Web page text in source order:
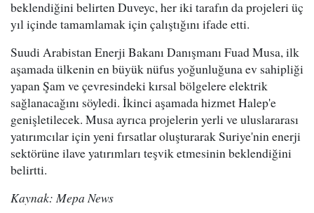
beklendiğini belirten Duveyc, her iki tarafın da projeleri üç
yıl içinde tamamlamak için çalıştığını ifade etti.
Suudi Arabistan Enerji Bakanı Danışmanı Fuad Musa, ilk
aşamada ülkenin en büyük nüfus yoğunluğuna ev sahipliği
yapan Şam ve çevresindeki kırsal bölgelere elektrik
sağlanacağını söyledi. İkinci aşamada hizmet Halep'e
genişletilecek. Musa ayrıca projelerin yerli ve uluslararası
yatırımcılar için yeni fırsatlar oluşturarak Suriye'nin enerji
sektörüne ilave yatırımları teşvik etmesinin beklendiğini
belirtti.
Kaynak: Mepa News